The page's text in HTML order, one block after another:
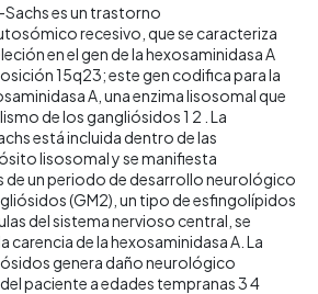
es un trastorno
recesivo, que se caracteriza
en el gen de la hexosaminidasa A
15q23; este gen codifica para la
A, una enzima lisosomal que
de los gangliósidos 1 2 . La
está incluida dentro de las
lisosomal y se manifiesta
de un periodo de desarrollo neurológico
(GM2), un tipo de esfingolípidos
del sistema nervioso central, se
carencia de la hexosaminidasa A. La
genera daño neurológico
paciente a edades tempranas 3 4